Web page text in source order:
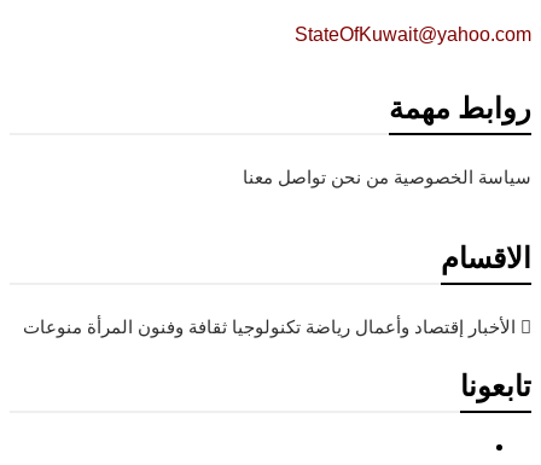
StateOfKuwait@yahoo.com
روابط مهمة
سياسة الخصوصية من نحن تواصل معنا
الاقسام
الأخبار إقتصاد وأعمال رياضة تكنولوجيا ثقافة وفنون المرأة منوعات
تابعونا